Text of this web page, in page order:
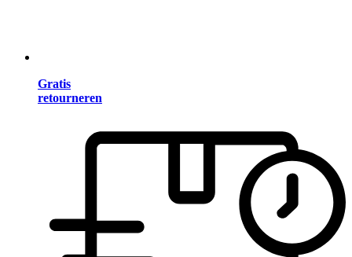
Gratis
retourneren